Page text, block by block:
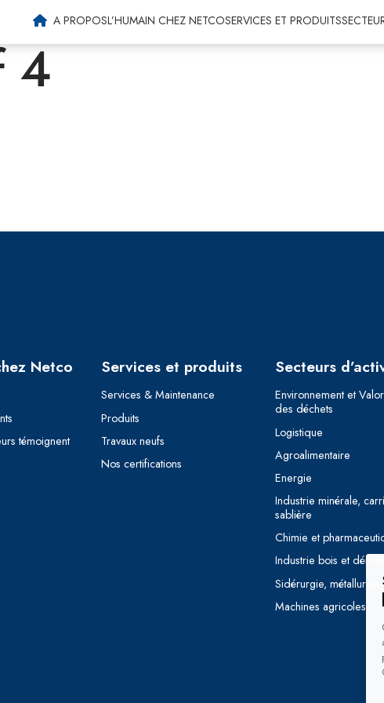
A PROPOSL’HUMAIN CHEZ NETCOSERVICES ET PRODUITS
Machines agricoles
4
Netco
témoignent
Services et produits
Services & Maintenance
Produits
Travaux neufs
Nos certifications
Secteurs
Environnement et
des déchets
Logistique
Agroalimentaire
Energie
Industrie minérale,
sablière
Chimie et
Industrie bois et dérivés
Sidérurgie, métallurgie
Machines agricoles